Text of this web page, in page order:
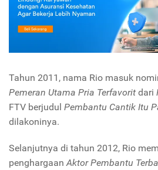
Tahun 2011, nama Rio masuk
Pemeran Utama Pria Terfavorit dari
FTV berjudul Pembantu Cantik Itu
dilakoninya.
Selanjutnya di tahun 2012, Rio
penghargaan Aktor Pembantu